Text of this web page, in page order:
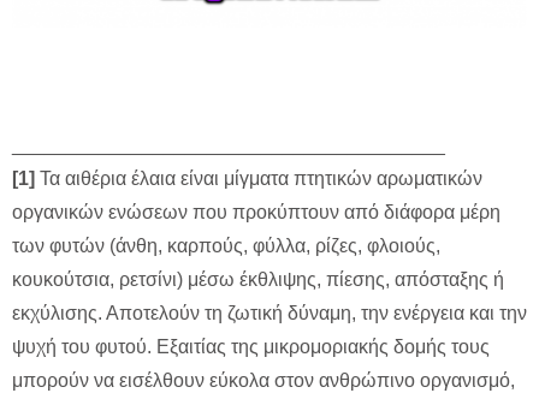
[1] Τα αιθέρια έλαια είναι μίγματα πτητικών αρωματικών
οργανικών ενώσεων που προκύπτουν από διάφορα μέρη
των φυτών (άνθη, καρπούς, φύλλα, ρίζες, φλοιούς,
κουκούτσια, ρετσίνι) μέσω έκθλιψης, πίεσης, απόσταξης ή
εκχύλισης. Αποτελούν τη ζωτική δύναμη, την ενέργεια και την
ψυχή του φυτού. Εξαιτίας της μικρομοριακής δομής τους
μπορούν να εισέλθουν εύκολα στον ανθρώπινο οργανισμό,